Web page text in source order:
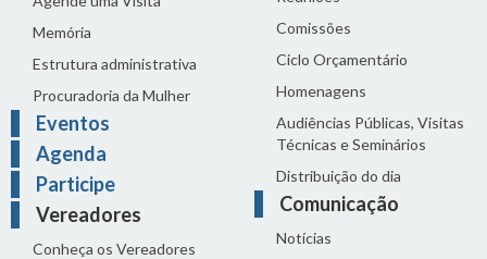
Memória
Estrutura administrativa
Procuradoria da Mulher
Eventos
Agenda
Participe
Vereadores
Conheça os Vereadores
Comissões
Ciclo Orçamentário
Homenagens
Audiências Públicas, Visitas
Técnicas e Seminários
Distribuição do dia
Comunicação
Notícias